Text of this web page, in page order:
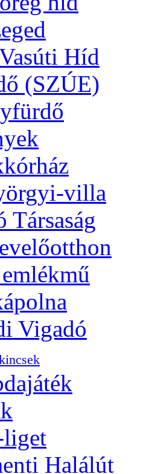
Híd
(SZÚE)
villa
Társaság
Vigadó
Halálút